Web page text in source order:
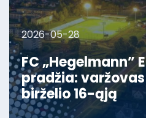
2026-05-28
FC „Hegelmann”
pradžia:
birželio 16-ąją